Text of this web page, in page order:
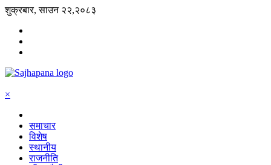
शुक्रबार, साउन २२,२०८३
×
समाचार
विशेष
स्थानीय
राजनीति